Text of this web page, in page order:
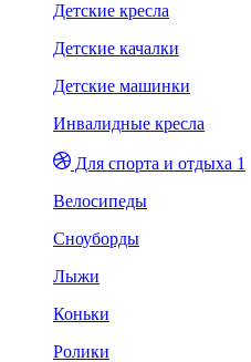
Детские кресла
Детские качалки
Детские машинки
Инвалидные кресла
Для спорта и отдыха 1
Велосипеды
Сноуборды
Лыжи
Коньки
Ролики